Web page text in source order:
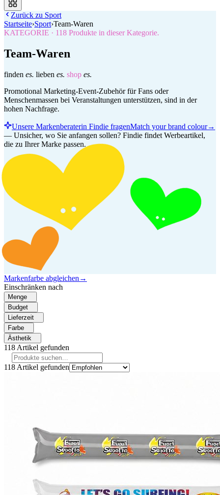
Zurück zu Sport
Startseite›Sport›Team-Waren
KATEGORIE · 118 Produkte in dieser Kategorie.
Team-Waren
finden es. lieben es. shop es.
Promotional Marketing-Event-Zubehör für Fans oder
Menschenmassen bei Veranstaltungen unterstützen, sind in der
hohen Nachfrage.
Unsere Markenberaterin Findie fragenMatch your brand colour→
— Unsicher, wo Sie anfangen sollen? Findie findet Werbeartikel,
die zu Ihrer Marke passen.
Markenfarbe abgleichen →
Einschränken nach
Menge
Budget
Lieferzeit
Farbe
Ästhetik
118 Artikel gefunden
118 Artikel gefunden